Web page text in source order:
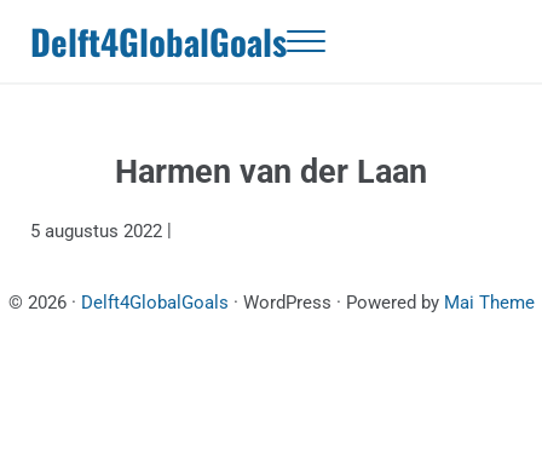
Delft4GlobalGoals Menu
Harmen van der Laan
5 augustus 2022|
© 2026 · Delft4GlobalGoals · WordPress · Powered by Mai Theme